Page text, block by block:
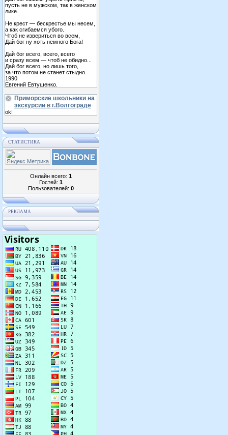
пусть не в мужском, так в женском
лике.
Не крест — бескрестье мы несем,
а как сгибаемся убого.
Чтоб не извериться во всем,
Дай бог ну хоть немного Бога!
Дай бог всего, всего, всего
и сразу всем — чтоб не обидно...
Дай бог всего, но лишь того,
за что потом не станет стыдно.
1990
Евгений Евтушенко.
Приморские школьники на
экскурсии в г.Волгограде
ok!
СТАТИСТИКА
Онлайн всего: 1
Гостей: 1
Пользователей: 0
РЕКЛАМА